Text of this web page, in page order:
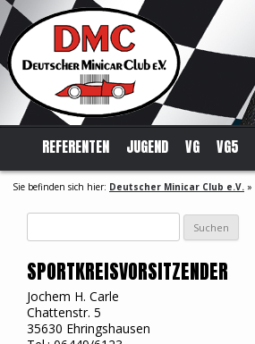
REFERENTEN JUGEND VG VG5
Sie befinden sich hier: Deutscher Minicar Club e.V. »
nach:
SPORTKREISVORSITZENDER
Jochem H. Carle
Chattenstr. 5
35630 Ehringshausen